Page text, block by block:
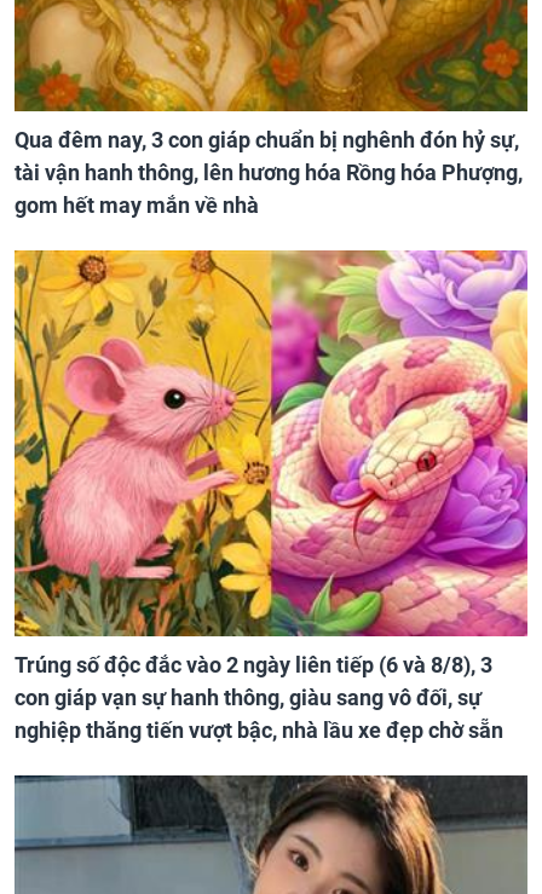
Qua đêm nay, 3 con giáp chuẩn bị nghênh đón hỷ sự,
tài vận hanh thông, lên hương hóa Rồng hóa Phượng,
gom hết may mắn về nhà
Trúng số độc đắc vào 2 ngày liên tiếp (6 và 8/8), 3
con giáp vạn sự hanh thông, giàu sang vô đối, sự
nghiệp thăng tiến vượt bậc, nhà lầu xe đẹp chờ sẵn